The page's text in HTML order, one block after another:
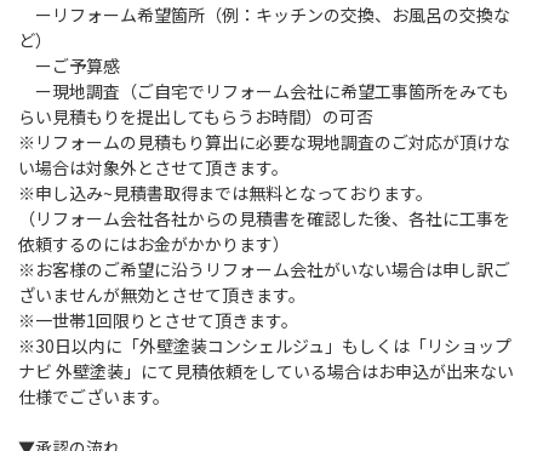
ーリフォーム希望箇所（例：キッチンの交換、お風呂の交換な
ど）
ーご予算感
ー現地調査（ご自宅でリフォーム会社に希望工事箇所をみても
らい見積もりを提出してもらうお時間）の可否
※リフォームの見積もり算出に必要な現地調査のご対応が頂けな
い場合は対象外とさせて頂きます。
※申し込み~見積書取得までは無料となっております。
（リフォーム会社各社からの見積書を確認した後、各社に工事を
依頼するのにはお金がかかります）
※お客様のご希望に沿うリフォーム会社がいない場合は申し訳ご
ざいませんが無効とさせて頂きます。
※一世帯1回限りとさせて頂きます。
※30日以内に「外壁塗装コンシェルジュ」もしくは「リショップ
ナビ 外壁塗装」にて見積依頼をしている場合はお申込が出来ない
仕様でございます。